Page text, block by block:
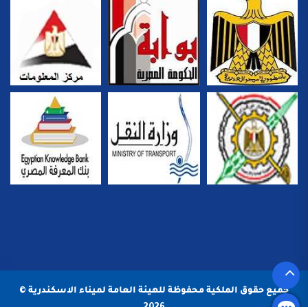
جميع حقوق الملكية محفوظة للهيئة العامة لميناء الاسكندرية ©